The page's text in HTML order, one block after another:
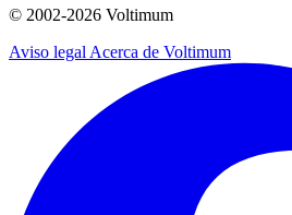
© 2002-2026 Voltimum
Aviso legal Acerca de Voltimum